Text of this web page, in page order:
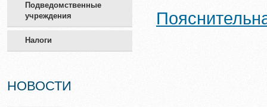
Подведомственные
учреждения
Налоги
НОВОСТИ